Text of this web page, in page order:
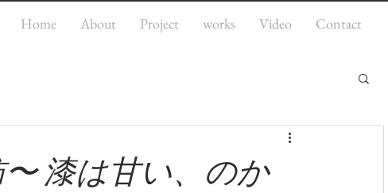
Home About Project works Video Contact
漆は甘い、のか